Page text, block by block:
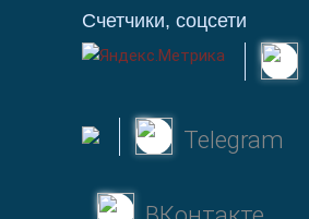
Счетчики, соцсети
Telegram